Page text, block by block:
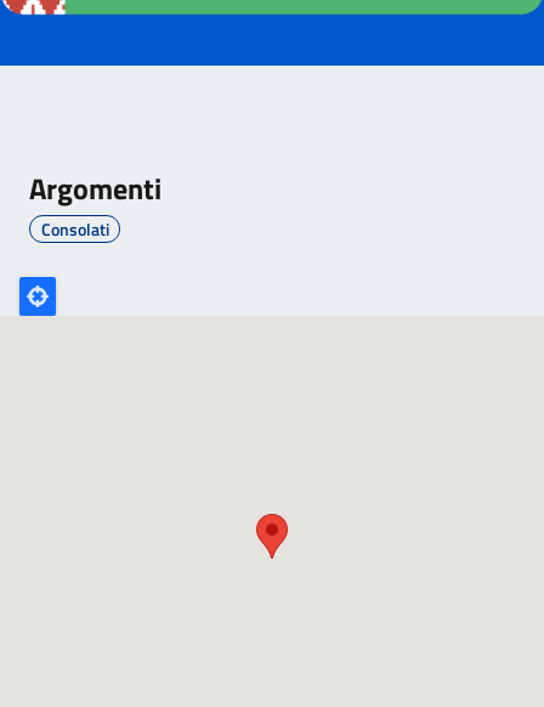
Argomenti
Consolati
Poligono
GEO